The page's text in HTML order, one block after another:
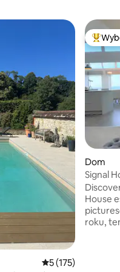
Wybór gości
Średnia ocena: 5
5 (175)
Dom
Signal
plaży –
House
roku,